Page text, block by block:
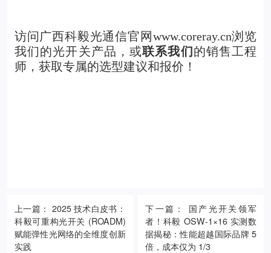
访问广西科毅光通信官网www.coreray.cn浏览
我们的光开关产品，或联系我们 的销售工程
师，获取专属的选型建议和报价！
上一篇： 2025 技术白皮书：
科毅可重构光开关 (ROADM)
赋能弹性光网络的全维度创新
实践
下一篇： 国产光开关领军
者！科毅 OSW-1×16 实测数
据揭秘：性能超越国际品牌 5
倍，成本仅为 1/3